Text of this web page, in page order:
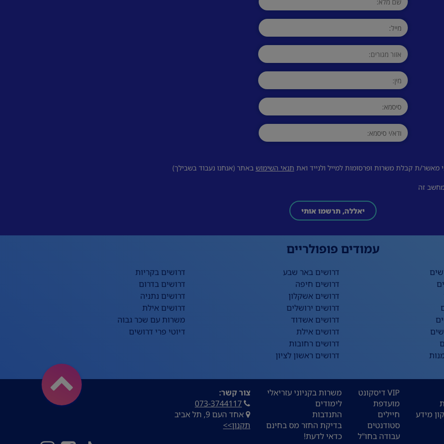
מאשר/ת קבלת משרות ופרסומות למייל ולנייד ואת תנאי השימוש באתר (אנחנו נעבוד בשבילך)
זה
יאללה, תרשמו אותי
עמודים פופולריים
דרושים באר שבע
דרושים חיפה
דרושים אשקלון
דרושים ירושלים
דרושים אשדוד
דרושים אילת
דרושים רחובות
דרושים ראשון לציון
דרושים בקריות
דרושים בדרום
דרושים נתניה
דרושים אילת
משרות עם שכר גבוה
דיוטי פרי דרושים
מידע
VIP דיסקונט
מועדפת
חיילים
סטודנטים
עבודה בחו"ל
משרות בקניוני עזריאלי
לימודים
התנדבות
בדיקת החזר מס בחינם
כדאי לדעת!
צור קשר:
073-3744117
אחד העם 9, תל אביב
תקנון>>